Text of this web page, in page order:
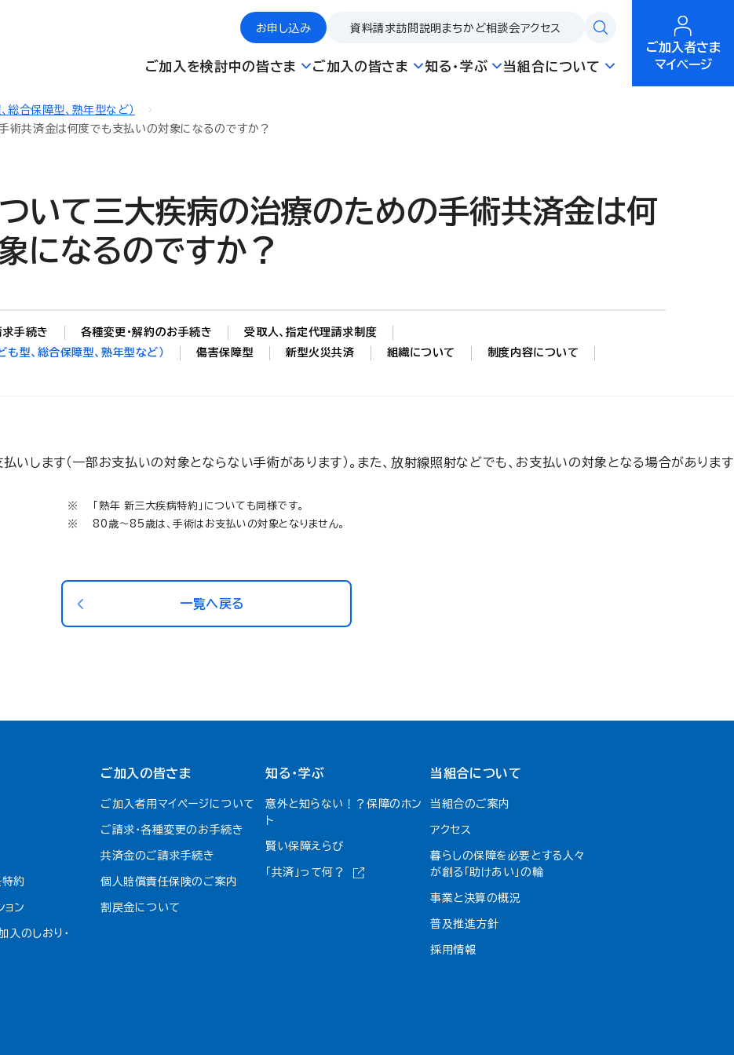
お申し込み 資料請求訪問説明 まちかど相談会アクセス
ご加入を検討中の皆さま ご加入の皆さま 知る・学ぶ 当組合について
ご加入者さま
マイページ
総合保障型、熟年型など）
共済金は何度でも支払いの対象になるのですか？
いて三大疾病の治療のための手術共済金は何
になるのですか？
手続き 各種変更・解約のお手続き
受取人、指定代理請求制度
も型、総合保障型、熟年型など）
傷害保障型 新型火災共済 組織について
制度内容について
します（一部お支払いの対象とならない手術があります）。また、放射線照射などでも、お支払いの対象となる場合がありま
「熟年 新三大疾病特約」についても同様です。
80歳～85歳は、手術はお支払いの対象となりません。
一覧へ戻る
約
ョン
入のしおり・
ご加入の皆さま
ご加入者用マイページについて
ご請求・各種変更のお手続き
共済金のご請求手続き
個人賠償責任保険のご案内
割戻金について​
知る・学ぶ
意外と知らない！？保障のホン
ト
賢い保障えらび
「共済」って何？
当組合について
当組合のご案内
アクセス
暮らしの保障を必要とする人々
が創る「助けあい」の輪
事業と決算の概況
普及推進方針
採用情報